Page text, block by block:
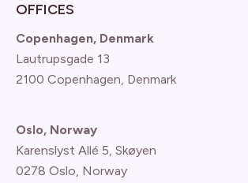
OFFICES
Copenhagen, Denmark
Lautrupsgade 13
2100 Copenhagen, Denmark
Oslo, Norway
Karenslyst Allé 5, Skøyen
0278 Oslo, Norway